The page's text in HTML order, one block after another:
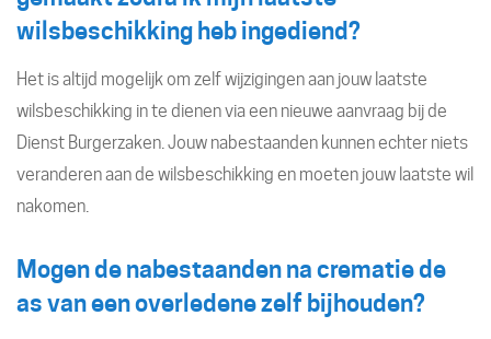
wilsbeschikking heb ingediend?
Het is altijd mogelijk om zelf wijzigingen aan jouw laatste
wilsbeschikking in te dienen via een nieuwe aanvraag bij de
Dienst Burgerzaken. Jouw nabestaanden kunnen echter niets
veranderen aan de wilsbeschikking en moeten jouw laatste wil
nakomen.
Mogen de nabestaanden na crematie de
as van een overledene zelf bijhouden?